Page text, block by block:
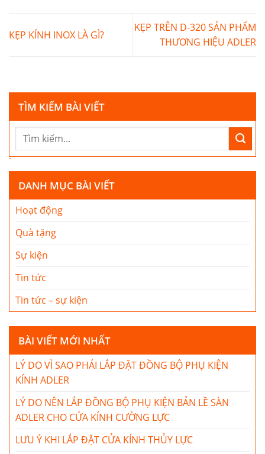
KẸP KÍNH INOX LÀ GÌ?
KẸP TRÊN D-320 SẢN PHẨM
THƯƠNG HIỆU ADLER
TÌM KIẾM BÀI VIẾT
DANH MỤC BÀI VIẾT
Hoạt động
Quà tặng
Sự kiện
Tin tức
Tin tức – sự kiện
BÀI VIẾT MỚI NHẤT
LÝ DO VÌ SAO PHẢI LẮP ĐẶT ĐỒNG BỘ PHỤ KIỆN
KÍNH ADLER
LÝ DO NÊN LẮP ĐỒNG BỘ PHỤ KIỆN BẢN LỀ SÀN
ADLER CHO CỬA KÍNH CƯỜNG LỰC
LƯU Ý KHI LẮP ĐẶT CỬA KÍNH THỦY LỰC